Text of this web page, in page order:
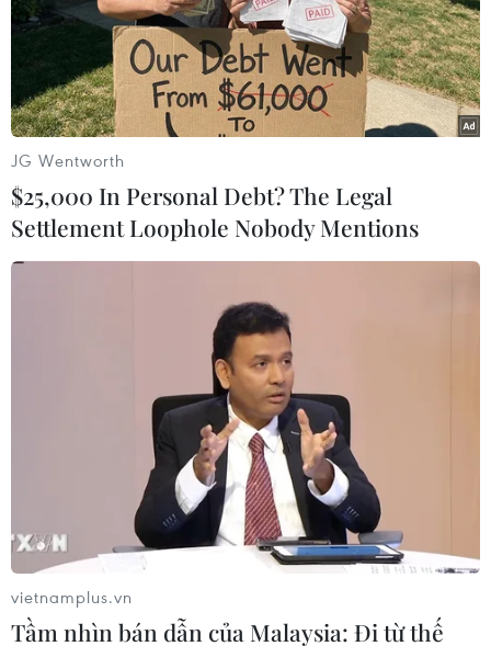
Của những thiết kế vốn là chuẩn mực... (Ảnh: Xuân
Mai/Vietnam+)
JG Wentworth
$25,000 In Personal Debt? The Legal
Settlement Loophole Nobody Mentions
vietnamplus.vn
Tầm nhìn bán dẫn của Malaysia: Đi từ thế